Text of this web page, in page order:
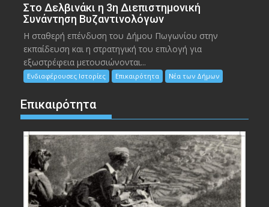
Στο Δελβινάκι η 3η Διεπιστημονική
Συνάντηση Βυζαντινολόγων
Η σταθερή επένδυση του Δήμου Πωγωνίου στην
εκπαίδευση και η στρατηγική του επιλογή για
εξωστρέφεια μετουσιώνονται...
Ενδιαφέρουσες Ιστορίες Επικαιρότητα Νέα των Δήμων
Επικαιρότητα